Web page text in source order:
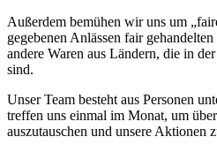
Außerdem bemühen wir uns um
gegebenen Anlässen fair
andere Waren aus Ländern, die in
sind.
Unser Team besteht aus Personen
treffen uns einmal im Monat, um
auszutauschen und unsere Aktionen